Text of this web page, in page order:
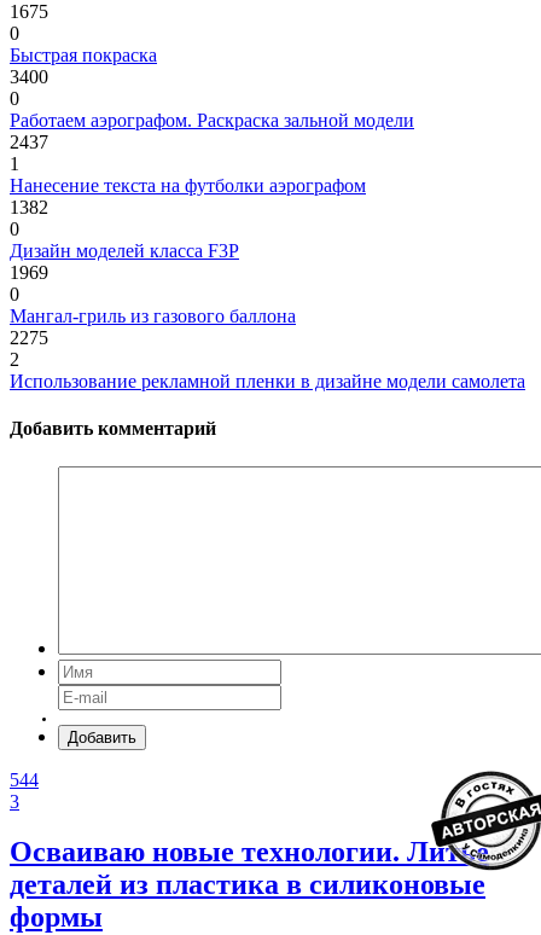
1675
0
Быстрая покраска
3400
0
Работаем аэрографом. Раскраска зальной модели
2437
1
Нанесение текста на футболки аэрографом
1382
0
Дизайн моделей класса F3P
1969
0
Мангал-гриль из газового баллона
2275
2
Использование рекламной пленки в дизайне модели самолета
Добавить комментарий
Добавить
544
3
Осваиваю новые технологии. Литье
деталей из пластика в силиконовые
формы